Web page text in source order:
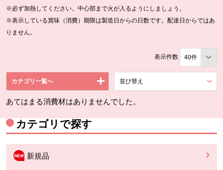
※必ず加熱してください。中心部まで火が入るようにしましょう。
※表示している賞味（消費）期限は製造日からの日数です。配達日からではあ
りません。
表示件数
カテゴリ一覧へ 並び替え
あてはまる消費材はありませんでした。
カテゴリで探す
新規品